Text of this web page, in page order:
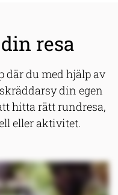
resa
där du med hjälp av
din egen
hitta rätt rundresa,
eller aktivitet.